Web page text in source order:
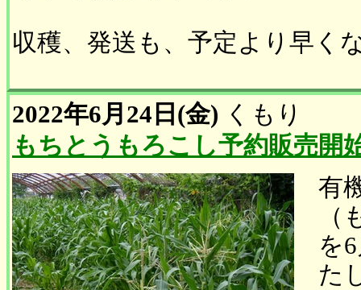
収穫、発送も、予定より早く
2022年6月24日(金) くもり
もちとうもろこし予約販売開
有
を
た